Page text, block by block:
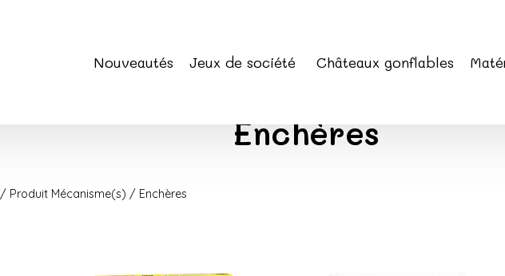
Nouveautés Jeux de société Châteaux gonflables
Enchères
/ Produit Mécanisme(s) / Enchères